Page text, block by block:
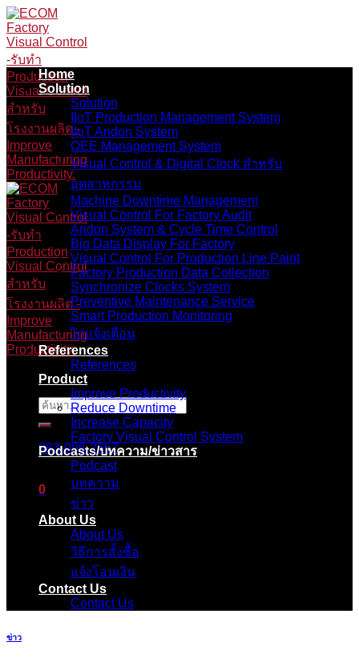
Skip
to
content
ค้นหา:
083-096-2657
0
ตะกร้าสินค้า
ไม่มีสินค้าในตะกร้า
Home
Solution
Solution
IIoT Production Management System
IIoT Andon System
OEE Management System
Visual Control & Digital Clock สำหรับ
อุตสาหกรรม
Machine Downtime Management
Visual Control For Factory Audit
Andon System & Cycle Time Control
Big Data Display For Factory
Visual Control For Production Line Paint
Factory Production Data Collection
Synchronize Clocks System
Preventive Maintenance Service
Smart Production Monitoring
ไก่แจ้งเตือน
References
References
Product
Improve Productivity
Reduce Downtime
Increase Capacity
Factory Visual Control System
Podcasts/บทความ/ข่าวสาร
Podcast
บทความ
ข่าว
About Us
About Us
วิธีการสั้งซื้อ
แจ้งโอนเงิน
Contact Us
Contact Us
ข่าว